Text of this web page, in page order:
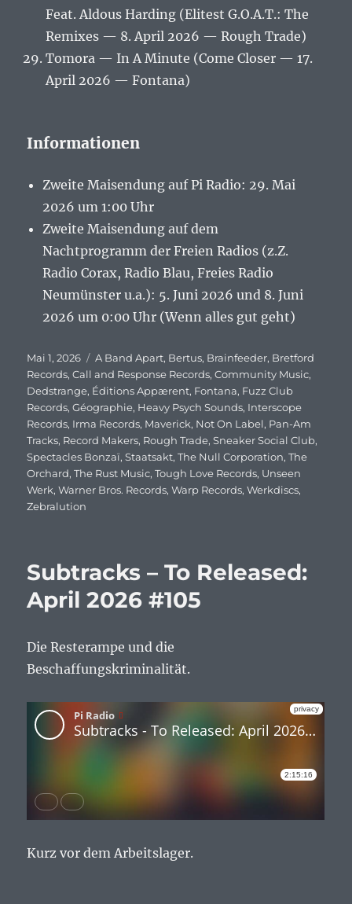
Feat. Aldous Harding (Elitest G.O.A.T.: The
Remixes — 8. April 2026 — Rough Trade)
Tomora — In A Minute (Come Closer — 17.
April 2026 — Fontana)
Informationen
Zweite Maisendung auf Pi Radio: 29. Mai
2026 um 1:00 Uhr
Zweite Maisendung auf dem
Nachtprogramm der Freien Radios (z.Z.
Radio Corax, Radio Blau, Freies Radio
Neumünster u.a.): 5. Juni 2026 und 8. Juni
2026 um 0:00 Uhr (Wenn alles gut geht)
Veröffentlicht
am
Mai 1, 2026 Schlagwörter
A Band Apart, Bertus, Brainfeeder, Bretford
Records,Call and Response Records,Community Music,
Dedstrange, Éditions Appærent, Fontana, Fuzz Club
Records,Géographie, Heavy Psych Sounds, Interscope
Records, Irma Records, Maverick, Not On Label, Pan-Am
Tracks, Record Makers, Rough Trade,Sneaker Social Club,
Spectacles Bonzaï,Staatsakt,The Null Corporation,The
Orchard,The Rust Music,Tough Love Records, Unseen
Werk,Warner Bros. Records,Warp Records,Werkdiscs,
Zebralution
Subtracks – To Released:
April 2026 #105
Die Resterampe und die
Beschaffungskriminalität.
Kurz vor dem Arbeitslager.